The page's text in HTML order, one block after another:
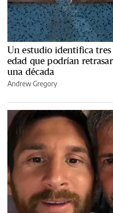
Un estudio identifica tres
edad que podrían
una década
Andrew Gregory